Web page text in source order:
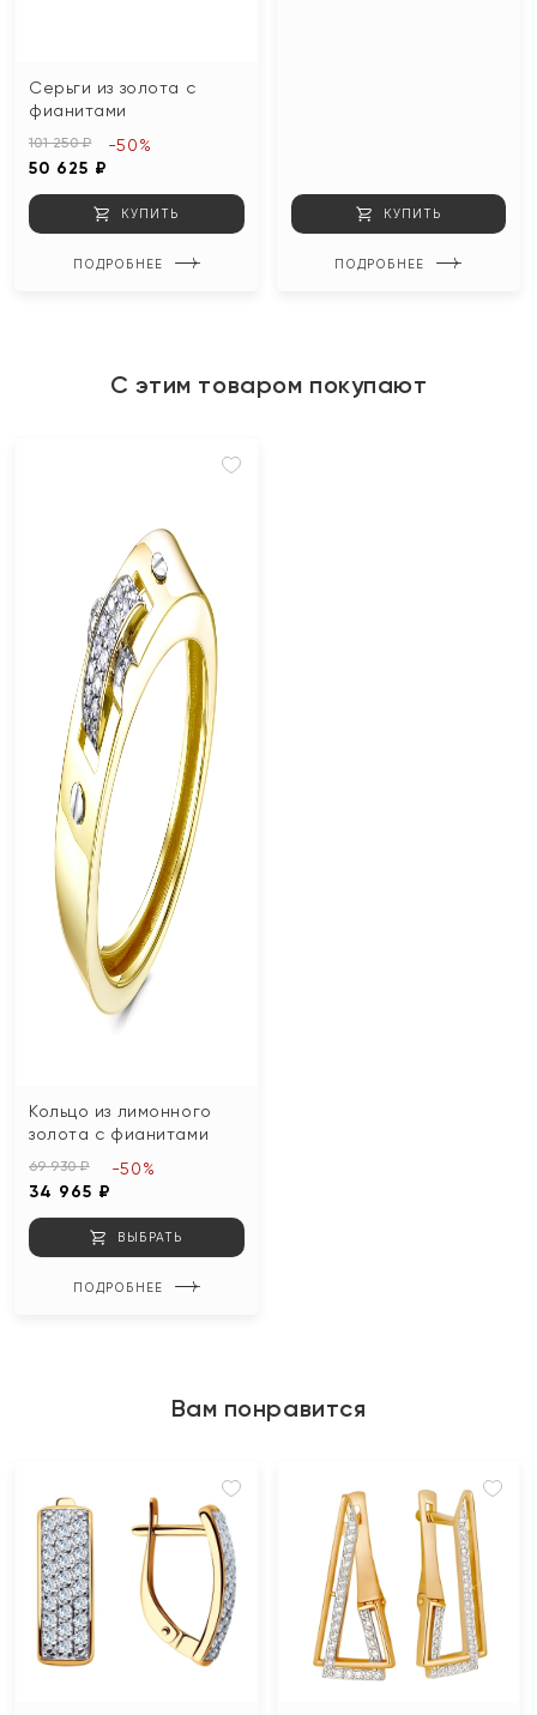
Серьги из золота с
фианитами
101 250 ₽
50 625 ₽
-50%
КУПИТЬ
ПОДРОБНЕЕ
КУПИТЬ
ПОДРОБНЕЕ
С этим товаром покупают
Кольцо из лимонного
золота с фианитами
69 930 ₽
34 965 ₽
-50%
ВЫБРАТЬ
ПОДРОБНЕЕ
Вам понравится